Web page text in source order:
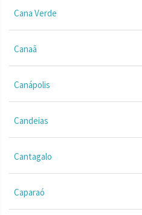
Cana Verde
Canaã
Canápolis
Candeias
Cantagalo
Caparaó